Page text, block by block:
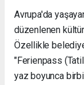
Avrupa'da
düzenlenen
Özellikle
"Ferienpass
yaz boyunca